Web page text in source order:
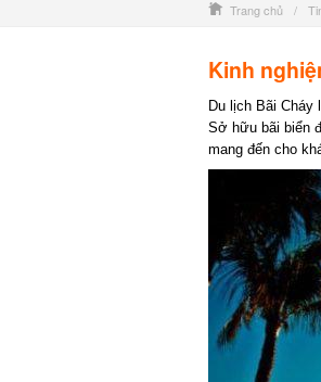
Trang chủ /
Kinh
Du lịch Bãi Cháy
Sở hữu bãi biển
mang đến cho